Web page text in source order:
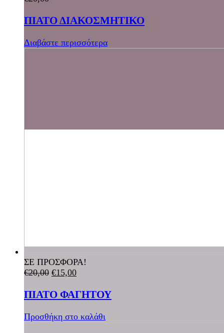
ΠΙΑΤΟ ΔΙΑΚΟΣΜΗΤΙΚΟ
Διαβάστε περισσότερα
ΣΕ ΠΡΟΣΦΟΡΑ!
€20,00 €15,00
ΠΙΑΤΟ ΦΑΓΗΤΟΥ
Προσθήκη στο καλάθι